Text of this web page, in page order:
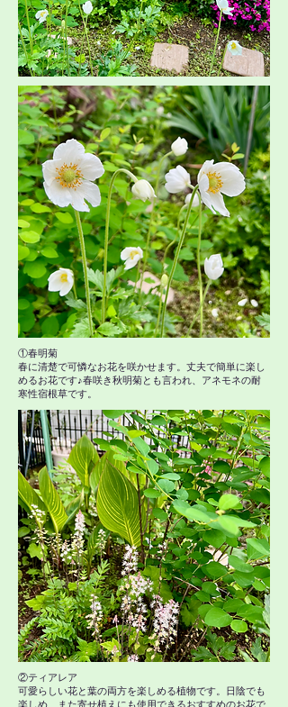
①春明菊
春に清楚で可憐なお花を咲かせます。丈夫で簡単に楽し
めるお花です♪春咲き秋明菊とも言われ、アネモネの耐
寒性宿根草です。
​②ティアレア
可愛らしい花と葉の両方を楽しめる植物です。日陰でも
楽しめ、また寄せ植えにも使用できるおすすめのお花で